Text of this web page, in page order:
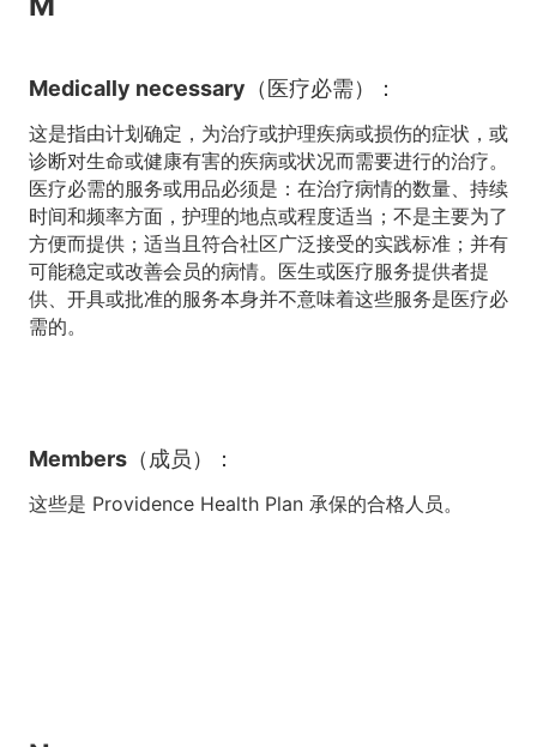
Medically necessary（医疗必需）：
这是指由计划确定，为治疗或护理疾病或损伤的症状，或
诊断对生命或健康有害的疾病或状况而需要进行的治疗。
医疗必需的服务或用品必须是：在治疗病情的数量、持续
时间和频率方面，护理的地点或程度适当；不是主要为了
方便而提供；适当且符合社区广泛接受的实践标准；并有
可能稳定或改善会员的病情。医生或医疗服务提供者提
供、开具或批准的服务本身并不意味着这些服务是医疗必
需的。
Members（成员）：
这些是 Providence Health Plan 承保的合格人员。